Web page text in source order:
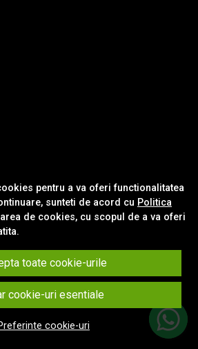
pentru a va oferi functionalitatea
sunteti de acord cu Politica
de cookies, cu scopul de a va oferi
toate cookie-urile
cookie-uri esentiale
cookie-uri